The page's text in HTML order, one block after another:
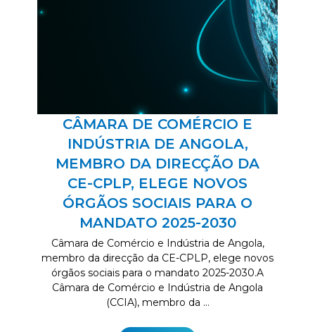
CÂMARA DE COMÉRCIO E
INDÚSTRIA DE ANGOLA,
MEMBRO DA DIRECÇÃO DA
CE-CPLP, ELEGE NOVOS
ÓRGÃOS SOCIAIS PARA O
MANDATO 2025-2030
Câmara de Comércio e Indústria de Angola,
membro da direcção da CE-CPLP, elege novos
órgãos sociais para o mandato 2025-2030.A
Câmara de Comércio e Indústria de Angola
(CCIA), membro da ...